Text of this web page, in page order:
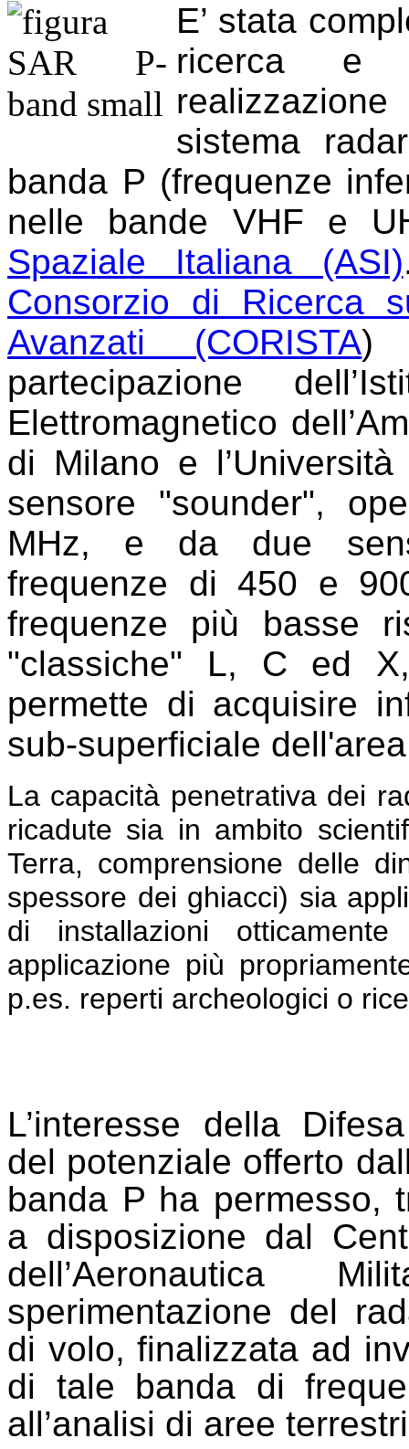
E’ stata
ricerca e
sistema
banda P (frequenze
nelle bande VHF e
Spaziale Italiana (ASI)
Consorzio di Ricerca
Avanzati (CORISTA)
partecipazione
Elettromagnetico
di Milano e
sensore "sounder",
MHz, e da due
frequenze di 450 e
frequenze più basse
"classiche" L, C ed
permette di acquisire
sub-superficiale
La capacità penetrativa dei
ricadute sia in ambito
Terra, comprensione delle
spessore dei ghiacci) sia
di installazioni
applicazione più
p.es. reperti archeologici o
L’interesse della
del potenziale offerto
banda P ha permesso,
a disposizione dal
dell’Aeronautica
sperimentazione del
di volo, finalizzata ad
di tale banda di
all’analisi di aree